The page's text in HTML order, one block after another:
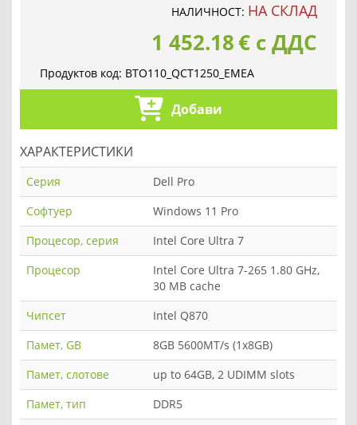
НАЛИЧНОСТ: НА СКЛАД
1 452.18€ с ДДС
Продуктов код: BTO110_QCT1250_EMEA
Добави
ХАРАКТЕРИСТИКИ
Серия
Dell Pro
Софтуер
Windows 11 Pro
Процесор, серия
Intel Core Ultra 7
Процесор
Intel Core Ultra 7-265 1.80 GHz,
30 MB cache
Чипсет
Intel Q870
Памет, GB
8GB 5600MT/s (1x8GB)
Памет, слотове
up to 64GB, 2 UDIMM slots
Памет, тип
DDR5